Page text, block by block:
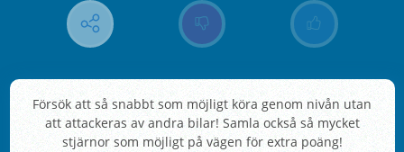
Försök att så snabbt som möjligt köra genom nivån utan
att attackeras av andra bilar! Samla också så mycket
stjärnor som möjligt på vägen för extra poäng!